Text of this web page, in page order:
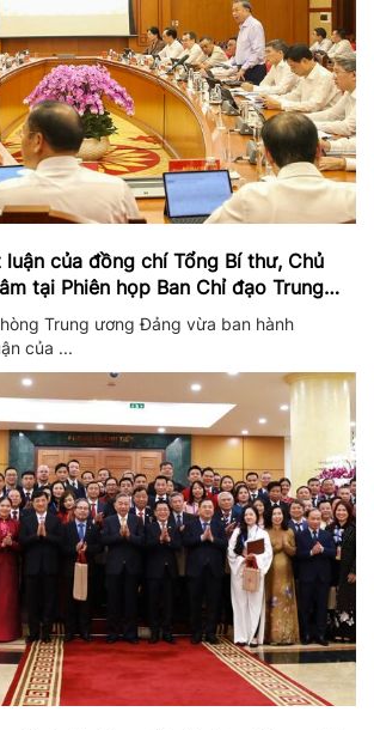
luận của đồng chí Tổng Bí thư, Chủ
tại Phiên họp Ban Chỉ đạo Trung
quyết 57
Trung ương Đảng vừa ban hành
của ...